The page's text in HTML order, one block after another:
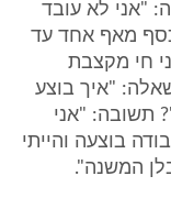
"אני לא עובד
מאף אחד עד
חי מקצבת
"איך בוצע
תשובה: "אני
בוצעה והייתי
המשנה".